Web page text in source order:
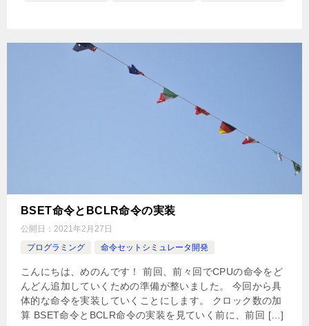
BSET命令とBCLR命令の実装
公開日： 2021年2月27日
プログラミング
命令セットシミュレータ開発
こんにちは、めのんです！ 前回、前々回でCPUの命令をど
んどん追加していくための準備が整いました。 今回から具
体的な命令を実装していくことにします。 クロック数の加
算 BSET命令とBCLR命令の実装を見ていく前に、前回 […]